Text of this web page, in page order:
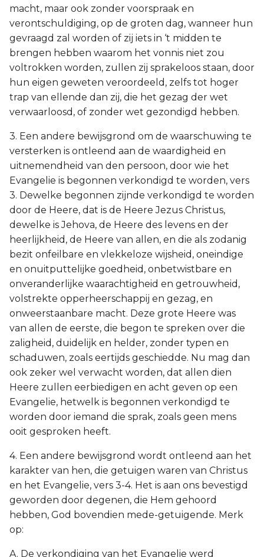
macht, maar ook zonder voorspraak en
verontschuldiging, op de groten dag, wanneer hun
gevraagd zal worden of zij iets in ‘t midden te
brengen hebben waarom het vonnis niet zou
voltrokken worden, zullen zij sprakeloos staan, door
hun eigen geweten veroordeeld, zelfs tot hoger
trap van ellende dan zij, die het gezag der wet
verwaarloosd, of zonder wet gezondigd hebben.
3. Een andere bewijsgrond om de waarschuwing te
versterken is ontleend aan de waardigheid en
uitnemendheid van den persoon, door wie het
Evangelie is begonnen verkondigd te worden, vers
3. Dewelke begonnen zijnde verkondigd te worden
door de Heere, dat is de Heere Jezus Christus,
dewelke is Jehova, de Heere des levens en der
heerlijkheid, de Heere van allen, en die als zodanig
bezit onfeilbare en vlekkeloze wijsheid, oneindige
en onuitputtelijke goedheid, onbetwistbare en
onveranderlijke waarachtigheid en getrouwheid,
volstrekte opperheerschappij en gezag, en
onweerstaanbare macht. Deze grote Heere was
van allen de eerste, die begon te spreken over die
zaligheid, duidelijk en helder, zonder typen en
schaduwen, zoals eertijds geschiedde. Nu mag dan
ook zeker wel verwacht worden, dat allen dien
Heere zullen eerbiedigen en acht geven op een
Evangelie, hetwelk is begonnen verkondigd te
worden door iemand die sprak, zoals geen mens
ooit gesproken heeft.
4. Een andere bewijsgrond wordt ontleend aan het
karakter van hen, die getuigen waren van Christus
en het Evangelie, vers 3-4. Het is aan ons bevestigd
geworden door degenen, die Hem gehoord
hebben, God bovendien mede-getuigende. Merk
op:
A. De verkondiging van het Evangelie werd